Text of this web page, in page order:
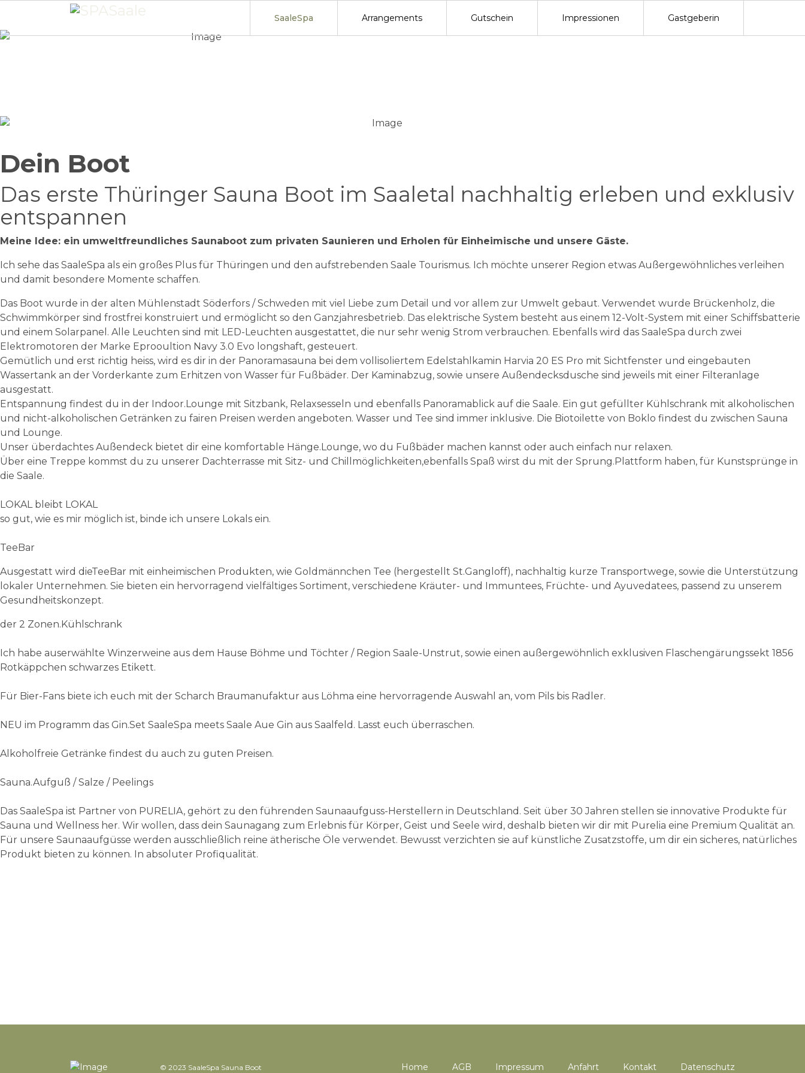
SaaleSpa Arrangements Gutschein Impressionen Gastgeberin
Dein Boot
Das erste Thüringer Sauna Boot im Saaletal nachhaltig erleben und exklusiv
entspannen
Meine Idee: ein umweltfreundliches Saunaboot zum privaten Saunieren und Erholen für Einheimische und unsere Gäste.
Ich sehe das SaaleSpa als ein großes Plus für Thüringen und den aufstrebenden Saale Tourismus. Ich möchte unserer Region etwas Außergewöhnliches verleihen
und damit besondere Momente schaffen.
Das Boot wurde in der alten Mühlenstadt Söderfors / Schweden mit viel Liebe zum Detail und vor allem zur Umwelt gebaut. Verwendet wurde Brückenholz, die
Schwimmkörper sind frostfrei konstruiert und ermöglicht so den Ganzjahresbetrieb. Das elektrische System besteht aus einem 12-Volt-System mit einer Schiffsbatterie
und einem Solarpanel. Alle Leuchten sind mit LED-Leuchten ausgestattet, die nur sehr wenig Strom verbrauchen. Ebenfalls wird das SaaleSpa durch zwei
Elektromotoren der Marke Eprooultion Navy 3.0 Evo longshaft, gesteuert.
Gemütlich und erst richtig heiss, wird es dir in der Panoramasauna bei dem vollisoliertem Edelstahlkamin Harvia 20 ES Pro mit Sichtfenster und eingebauten
Wassertank an der Vorderkante zum Erhitzen von Wasser für Fußbäder. Der Kaminabzug, sowie unsere Außendecksdusche sind jeweils mit einer Filteranlage
ausgestatt.
Entspannung findest du in der Indoor.Lounge mit Sitzbank, Relaxsesseln und ebenfalls Panoramablick auf die Saale. Ein gut gefüllter Kühlschrank mit alkoholischen
und nicht-alkoholischen Getränken zu fairen Preisen werden angeboten. Wasser und Tee sind immer inklusive. Die Biotoilette von Boklo findest du zwischen Sauna
und Lounge.
Unser überdachtes Außendeck bietet dir eine komfortable Hänge.Lounge, wo du Fußbäder machen kannst oder auch einfach nur relaxen.
Über eine Treppe kommst du zu unserer Dachterrasse mit Sitz- und Chillmöglichkeiten,ebenfalls Spaß wirst du mit der Sprung.Plattform haben, für Kunstsprünge in
die Saale.
LOKAL bleibt LOKAL
so gut, wie es mir möglich ist, binde ich unsere Lokals ein.
TeeBar
Ausgestatt wird dieTeeBar mit einheimischen Produkten, wie Goldmännchen Tee (hergestellt St.Gangloff), nachhaltig kurze Transportwege, sowie die Unterstützung
lokaler Unternehmen. Sie bieten ein hervorragend vielfältiges Sortiment, verschiedene Kräuter- und Immuntees, Früchte- und Ayuvedatees, passend zu unserem
Gesundheitskonzept.
der 2 Zonen.Kühlschrank
Ich habe auserwählte Winzerweine aus dem Hause Böhme und Töchter / Region Saale-Unstrut, sowie einen außergewöhnlich exklusiven Flaschengärungssekt 1856
Rotkäppchen schwarzes Etikett.
Für Bier-Fans biete ich euch mit der Scharch Braumanufaktur aus Löhma eine hervorragende Auswahl an, vom Pils bis Radler.
NEU im Programm das Gin.Set SaaleSpa meets Saale Aue Gin aus Saalfeld. Lasst euch überraschen.
Alkoholfreie Getränke findest du auch zu guten Preisen.
Sauna.Aufguß / Salze / Peelings
Das SaaleSpa ist Partner von PURELIA, gehört zu den führenden Saunaaufguss-Herstellern in Deutschland. Seit über 30 Jahren stellen sie innovative Produkte für
Sauna und Wellness her. Wir wollen, dass dein Saunagang zum Erlebnis für Körper, Geist und Seele wird, deshalb bieten wir dir mit Purelia eine Premium Qualität an.
Für unsere Saunaaufgüsse werden ausschließlich reine ätherische Öle verwendet. Bewusst verzichten sie auf künstliche Zusatzstoffe, um dir ein sicheres, natürliches
Produkt bieten zu können. In absoluter Profiqualität.
© 2023 SaaleSpa Sauna Boot Home AGB Impressum Anfahrt Kontakt Datenschutz